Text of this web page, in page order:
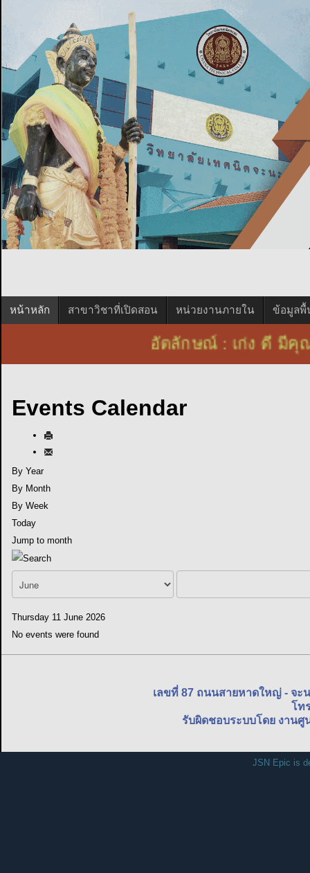
หน้าหลัก สาขาวิชาที่เปิดสอน หน่วยงานภายใน ข้อมูลพื้
อัตลักษณ์ : เก่ง ดี
Events Calendar
By Year
By Month
By Week
Today
Jump to month
Thursday 11 June 2026
No events were found
เลขที่ 87 ถนนสายหาดใหญ่ - จ
โท
รับผิดชอบระบบโดย งาน
JSN Epic is